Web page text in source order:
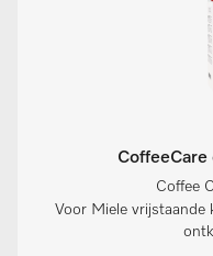
Coffee
Voor Miele vrijstaande